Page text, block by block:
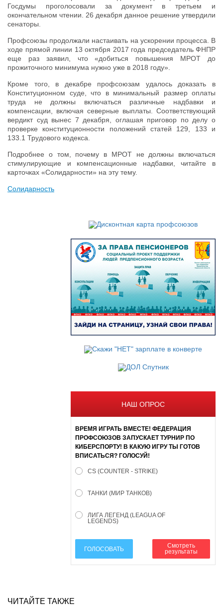
Госдумы проголосовали за документ в третьем и
окончательном чтении. 26 декабря данное решение утвердили
сенаторы.
Профсоюзы продолжали настаивать на ускорении процесса. В
ходе прямой линии 13 октября 2017 года председатель ФНПР
еще раз заявил, что «добиться повышения МРОТ до
прожиточного минимума нужно уже в 2018 году».
Кроме того, в декабре профсоюзам удалось доказать в
Конституционном суде, что в минимальный размер оплаты
труда не должны включаться различные надбавки и
компенсации, включая северные выплаты. Соответствующий
вердикт суд вынес 7 декабря, оглашая приговор по делу о
проверке конституционности положений статей 129, 133 и
133.1 Трудового кодекса.
Подробнее о том, почему в МРОТ не должны включаться
стимулирующие и компенсационные надбавки, читайте в
карточках «Солидарности» на эту тему.
Солидарность
НАШ ОПРОС
ВРЕМЯ ИГРАТЬ ВМЕСТЕ! ФЕДЕРАЦИЯ
ПРОФСОЮЗОВ ЗАПУСКАЕТ ТУРНИР ПО
КИБЕРСПОРТУ! В КАКУЮ ИГРУ ТЫ ГОТОВ
ВПИСАТЬСЯ? ГОЛОСУЙ!
CS (COUNTER - STRIKE)
ТАНКИ (МИР ТАНКОВ)
ЛИГА ЛЕГЕНД (LEAGUA OF
LEGENDS)
ГОЛОСОВАТЬ
Смотреть
результаты
ЧИТАЙТЕ ТАКЖЕ